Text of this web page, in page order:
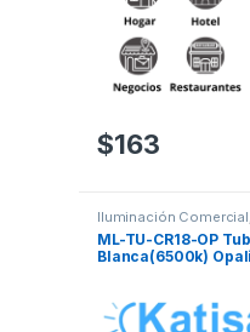
$163
Iluminación Comercial
ML-TU-CR18-OP
Blanca(6500k)